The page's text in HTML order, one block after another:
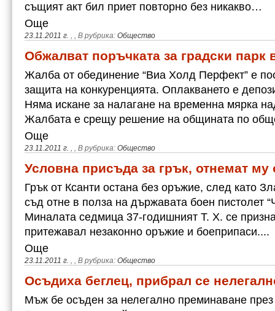
същият акт бил приет повторно без никакво…
23.11.2011 г. , , В рубрика: Общество
Още
Обжалват поръчката за градски парк
Жалба от обединение “Виа Холд Перфект” е
защита на конкуренцията. Оплакването е
Няма искане за налагане на временна мярка
Жалбата е срещу решение на общината по
23.11.2011 г. , , В рубрика: Общество
Още
Условна присъда за грък, отнемат му
Грък от Ксанти остана без оръжие, след като
съд отне в полза на държавата боен пистолет
Миналата седмица 37-годишният Т. Х. се
притежавал незаконно оръжие и боеприпаси....
23.11.2011 г. , , В рубрика: Общество
Още
Осъдиха беглец, прибрал се
Мъж бе осъден за нелегално преминаване